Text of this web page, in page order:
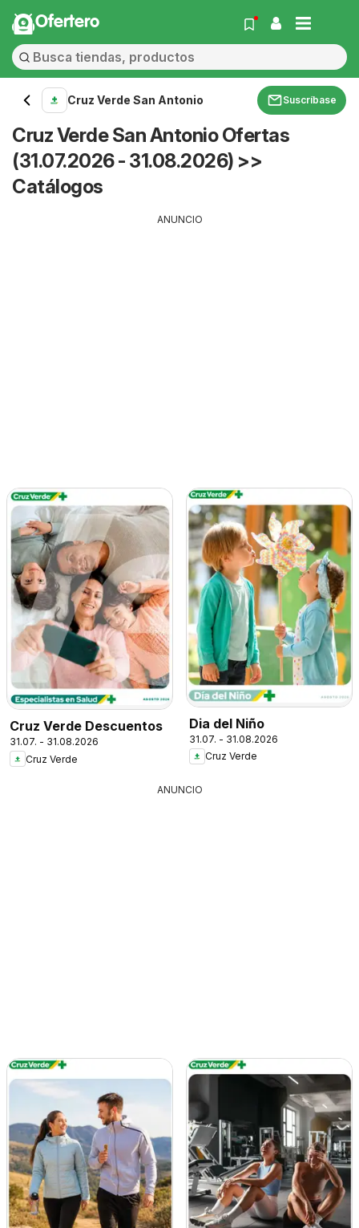
Ofertero
Cruz Verde San Antonio Suscríbase
Cruz Verde San Antonio Ofertas
(31.07.2026 - 31.08.2026) >>
Catálogos
ANUNCIO
Cruz Verde Descuentos
31.07. - 31.08.2026
Cruz Verde
Dia del Niño
31.07. - 31.08.2026
Cruz Verde
ANUNCIO